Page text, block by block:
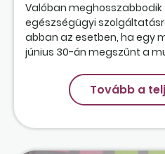
Valóban
egészségügyi
abban az esetben, ha egy
június 30-án megszűnt a
Tovább a